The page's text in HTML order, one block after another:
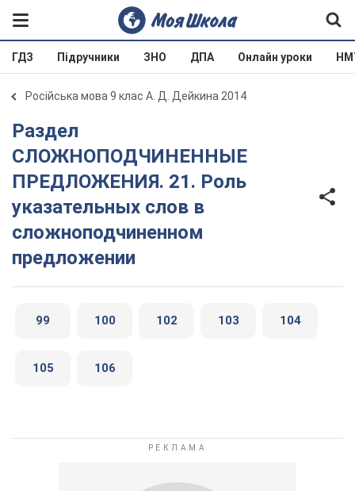
ГДЗ Підручники ЗНО ДПА Онлайн уроки
Російська мова 9 клас А. Д. Дейкина 2014
Раздел
СЛОЖНОПОДЧИНЕННЫЕ
ПРЕДЛОЖЕНИЯ. 21. Роль
указательных слов в
сложноподчиненном
предложении
99 100 102 103 104
105 106